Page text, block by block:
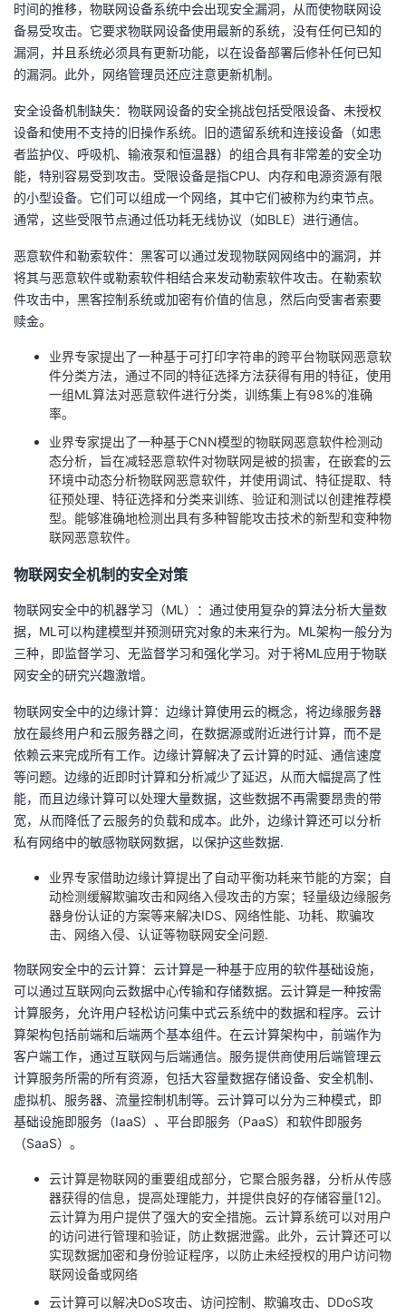
时间的推移，物联网设备系统中会出现安全漏洞，从而使物联网设
备易受攻击。它要求物联网设备使用最新的系统，没有任何已知的
漏洞，并且系统必须具有更新功能，以在设备部署后修补任何已知
的漏洞。此外，网络管理员还应注意更新机制。
安全设备机制缺失：物联网设备的安全挑战包括受限设备、未授权
设备和使用不支持的旧操作系统。旧的遗留系统和连接设备（如患
者监护仪、呼吸机、输液泵和恒温器）的组合具有非常差的安全功
能，特别容易受到攻击。受限设备是指CPU、内存和电源资源有限
的小型设备。它们可以组成一个网络，其中它们被称为约束节点。
通常，这些受限节点通过低功耗无线协议（如BLE）进行通信。
恶意软件和勒索软件：黑客可以通过发现物联网网络中的漏洞，并
将其与恶意软件或勒索软件相结合来发动勒索软件攻击。在勒索软
件攻击中，黑客控制系统或加密有价值的信息，然后向受害者索要
赎金。
业界专家提出了一种基于可打印字符串的跨平台物联网恶意软
件分类方法，通过不同的特征选择方法获得有用的特征，使用
一组ML算法对恶意软件进行分类，训练集上有98%的准确
率。
业界专家提出了一种基于CNN模型的物联网恶意软件检测动
态分析，旨在减轻恶意软件对物联网是被的损害，在嵌套的云
环境中动态分析物联网恶意软件，并使用调试、特征提取、特
征预处理、特征选择和分类来训练、验证和测试以创建推荐模
型。能够准确地检测出具有多种智能攻击技术的新型和变种物
联网恶意软件。
物联网安全机制的安全对策
物联网安全中的机器学习（ML）：通过使用复杂的算法分析大量数
据，ML可以构建模型并预测研究对象的未来行为。ML架构一般分为
三种，即监督学习、无监督学习和强化学习。对于将ML应用于物联
网安全的研究兴趣激增。
物联网安全中的边缘计算：边缘计算使用云的概念，将边缘服务器
放在最终用户和云服务器之间，在数据源或附近进行计算，而不是
依赖云来完成所有工作。边缘计算解决了云计算的时延、通信速度
等问题。边缘的近即时计算和分析减少了延迟，从而大幅提高了性
能，而且边缘计算可以处理大量数据，这些数据不再需要昂贵的带
宽，从而降低了云服务的负载和成本。此外，边缘计算还可以分析
私有网络中的敏感物联网数据，以保护这些数据.
业界专家借助边缘计算提出了自动平衡功耗来节能的方案；自
动检测缓解欺骗攻击和网络入侵攻击的方案；轻量级边缘服务
器身份认证的方案等来解决IDS、网络性能、功耗、欺骗攻
击、网络入侵、认证等物联网安全问题.
物联网安全中的云计算：云计算是一种基于应用的软件基础设施，
可以通过互联网向云数据中心传输和存储数据。云计算是一种按需
计算服务，允许用户轻松访问集中式云系统中的数据和程序。云计
算架构包括前端和后端两个基本组件。在云计算架构中，前端作为
客户端工作，通过互联网与后端通信。服务提供商使用后端管理云
计算服务所需的所有资源，包括大容量数据存储设备、安全机制、
虚拟机、服务器、流量控制机制等。云计算可以分为三种模式，即
基础设施即服务（IaaS）、平台即服务（PaaS）和软件即服务
（SaaS）。
云计算是物联网的重要组成部分，它聚合服务器，分析从传感
器获得的信息，提高处理能力，并提供良好的存储容量[12]。
云计算为用户提供了强大的安全措施。云计算系统可以对用户
的访问进行管理和验证，防止数据泄露。此外，云计算还可以
实现数据加密和身份验证程序，以防止未经授权的用户访问物
联网设备或网络
云计算可以解决DoS攻击、访问控制、欺骗攻击、DDoS攻